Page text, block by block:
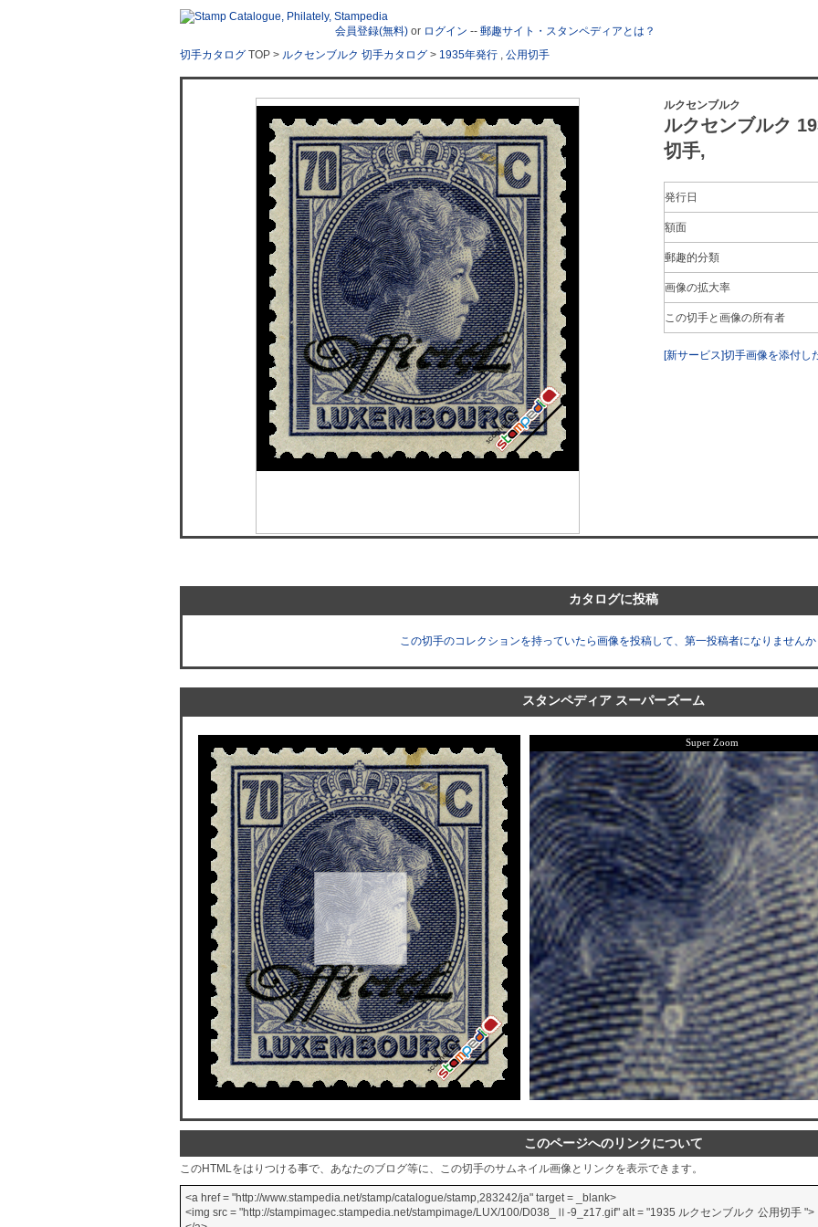
会員登録(無料) or ログイン -- 郵趣サイト・スタンペディアとは？
切手カタログ TOP > ルクセンブルク 切手カタログ > 1935年発行 , 公用切手
ルクセンブルク
ルクセンブルク
切手,
発行日
額面
郵趣的分類
画像の拡大率
この切手と画像の所有者
[新サービス]切手画像を添付し
カタログに投稿
この切手のコレクションを持っていたら画像を投稿して、第一投稿者になりません
スタンペディア スーパーズーム
このページへのリンクについて
このHTMLをはりつける事で、あなたのブログ等に、この切手のサムネイル画像とリンクを表示できます。